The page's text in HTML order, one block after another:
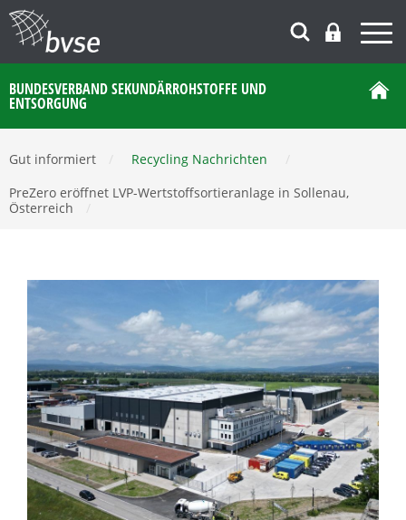
BUNDESVERBAND SEKUNDÄRROHSTOFFE UND
ENTSORGUNG
Gut informiert Recycling Nachrichten
PreZero eröffnet LVP-Wertstoffsortieranlage in Sollenau,
Österreich